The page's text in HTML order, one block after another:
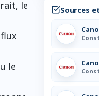
le
le
Sources